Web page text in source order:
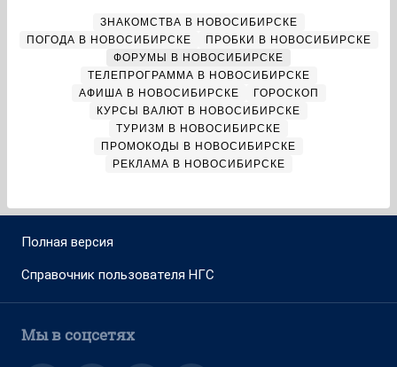
ЗНАКОМСТВА В НОВОСИБИРСКЕ
ПОГОДА В НОВОСИБИРСКЕ
ПРОБКИ В НОВОСИБИРСКЕ
ФОРУМЫ В НОВОСИБИРСКЕ
ТЕЛЕПРОГРАММА В НОВОСИБИРСКЕ
АФИША В НОВОСИБИРСКЕ
ГОРОСКОП
КУРСЫ ВАЛЮТ В НОВОСИБИРСКЕ
ТУРИЗМ В НОВОСИБИРСКЕ
ПРОМОКОДЫ В НОВОСИБИРСКЕ
РЕКЛАМА В НОВОСИБИРСКЕ
Полная версия
Справочник пользователя НГС
Мы в соцсетях